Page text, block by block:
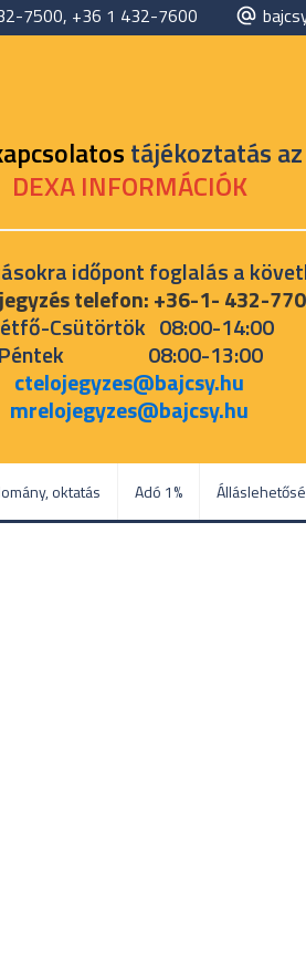
7500, +36 1 432-7600
tájékoztatás
DEXA INFORMÁCIÓK
időpont foglalás a
telefon: +36-1- 432-
Csütörtök 08:00-14:00
Péntek 08:00-13:00
ctelojegyzes@bajcsy.hu
mrelojegyzes@bajcsy.hu
oktatás Adó 1%